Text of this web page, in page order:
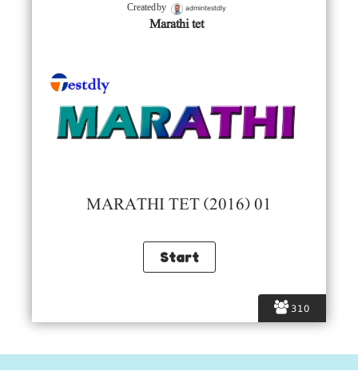
310
Created by admintestdly
Marathi tet
MARATHI TET (2016) 01